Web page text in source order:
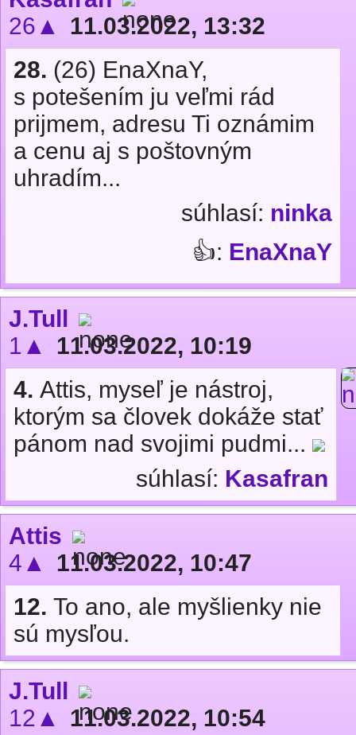
26▲
11.03.2022, 13:32
28. (26) EnaXnaY,
s potešením ju veľmi rád
prijmem, adresu Ti oznámim
a cenu aj s poštovným
uhradím...
súhlasí: ninka
👍: EnaXnaY
J.Tull
1▲
11.03.2022, 10:19
4. Attis, myseľ je nástroj,
ktorým sa človek dokáže stať
pánom nad svojimi pudmi...
súhlasí: Kasafran
Attis
4▲
11.03.2022, 10:47
12. To ano, ale myšlienky nie
sú mysľou.
J.Tull
12▲
11.03.2022, 10:54